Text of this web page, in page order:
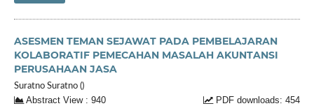
ASESMEN TEMAN SEJAWAT PADA PEMBELAJARAN
KOLABORATIF PEMECAHAN MASALAH AKUNTANSI
PERUSAHAAN JASA
Suratno Suratno ()
Abstract View : 940
PDF downloads: 454